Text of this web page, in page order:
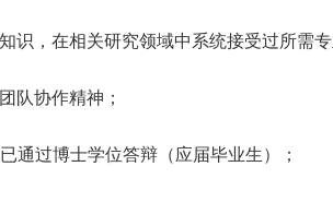
识，在相关研究领域中系统接受过所需
队协作精神；
通过博士学位答辩（应届毕业生）；